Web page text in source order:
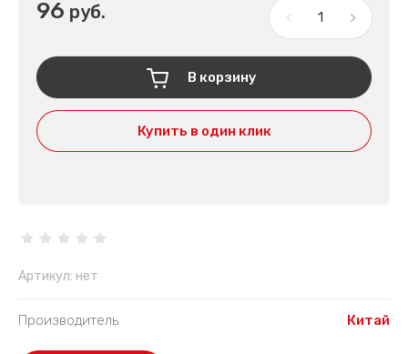
96 руб.
В корзину
Купить в один клик
Артикул: нет
Производитель Китай